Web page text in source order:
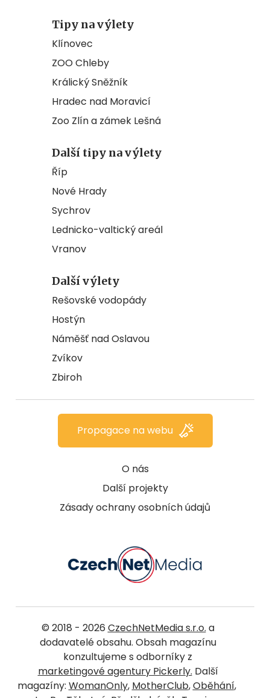
Tipy na výlety
Klínovec
ZOO Chleby
Králický Sněžník
Hradec nad Moravicí
Zoo Zlín a zámek Lešná
Další tipy na výlety
Říp
Nové Hrady
Sychrov
Lednicko-valtický areál
Vranov
Další výlety
Rešovské vodopády
Hostýn
Náměšť nad Oslavou
Zvíkov
Zbiroh
O nás
Další projekty
Zásady ochrany osobních údajů
Propagace na webu
© 2018 - 2026 CzechNetMedia s.r.o. a
dodavatelé obsahu. Obsah magazínu
konzultujeme s odborníky z
marketingové agentury Pickerly. Další
magazíny: WomanOnly, MotherClub,Oběhání,